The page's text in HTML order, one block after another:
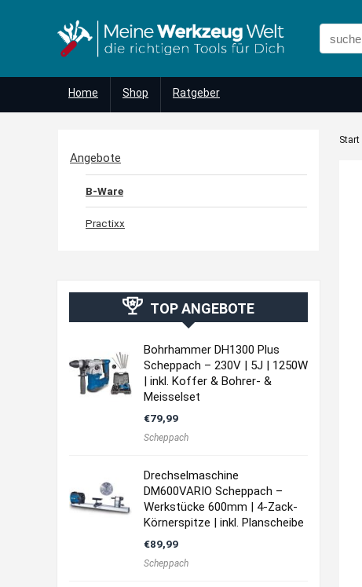
Home Shop Ratgeber
Start
Angebote
B-Ware
Practixx
TOP ANGEBOTE
Bohrhammer DH1300 Plus
Scheppach – 230V | 5J | 1250W
| inkl. Koffer & Bohrer- &
Meisselset
€79,99
Scheppach
Drechselmaschine
DM600VARIO Scheppach –
Werkstücke 600mm | 4-Zack-
Körnerspitze | inkl. Planscheibe
€89,99
Scheppach